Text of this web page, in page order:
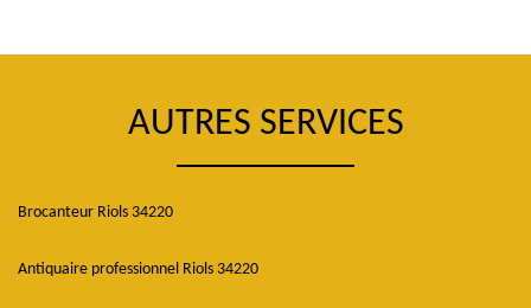
AUTRES SERVICES
Brocanteur Riols 34220
Antiquaire professionnel Riols 34220